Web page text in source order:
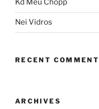
Kd Meu Chopp
Nei Vidros
RECENT
ARCHIVES